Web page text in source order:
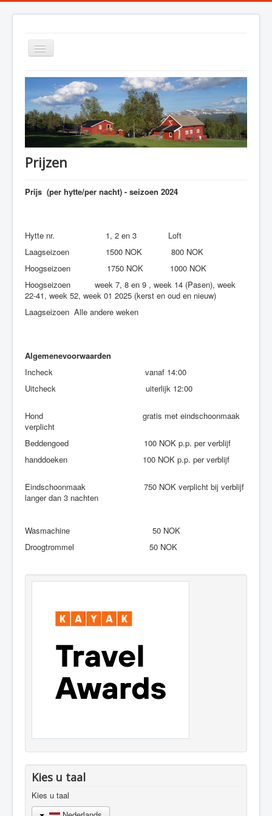
Toggle
Navigation
Welkom
Verblijf
Zomer
Winter
Foto's
Prijzen
Prijs (per hytte/per nacht) - seizoen 2024
Hytte nr. 1, 2 en 3 Loft
Laagseizoen 1500 NOK 800 NOK
Hoogseizoen 1750 NOK 1000 NOK
Hoogseizoen week 7, 8 en 9 , week 14 (Pasen), week
22-41, week 52, week 01 2025 (kerst en oud en nieuw)
Laagseizoen Alle andere weken
Algemenevoorwaarden
Incheck vanaf 14:00
Uitcheck uiterlijk 12:00
Hond gratis met eindschoonmaak
verplicht
Beddengoed 100 NOK p.p. per verblijf
handdoeken 100 NOK p.p. per verblijf
Eindschoonmaak 750 NOK verplicht bij verblijf
langer dan 3 nachten
Wasmachine 50 NOK
Droogtrommel 50 NOK
Kies u taal
Kies u taal